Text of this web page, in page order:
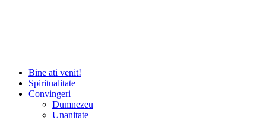
Bine ati venit!
Spiritualitate
Convingeri
Dumnezeu
Unanitate